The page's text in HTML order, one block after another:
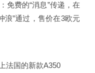
免费的“消息”传递，在
浪”通过，售价在3欧元
法国的新款A350